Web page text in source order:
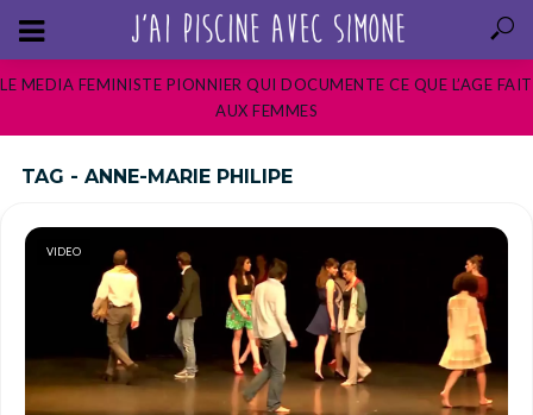
LE MEDIA FEMINISTE PIONNIER QUI DOCUMENTE CE QUE L’AGE FAIT
AUX FEMMES
TAG - ANNE-MARIE PHILIPE
VIDEO